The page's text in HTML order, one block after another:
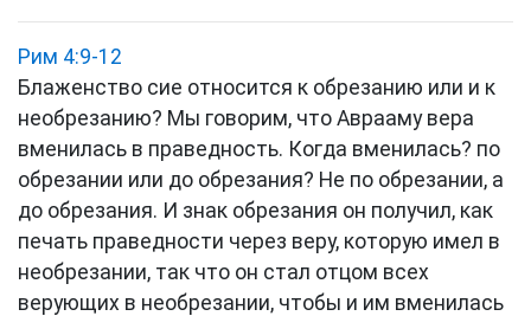
Рим 4:9-12
Блаженство сие относится к обрезанию или и к
необрезанию? Мы говорим, что Аврааму вера
вменилась в праведность. Когда вменилась? по
обрезании или до обрезания? Не по обрезании, а
до обрезания. И знак обрезания он получил, как
печать праведности через веру, которую имел в
необрезании, так что он стал отцом всех
верующих в необрезании, чтобы и им вменилась